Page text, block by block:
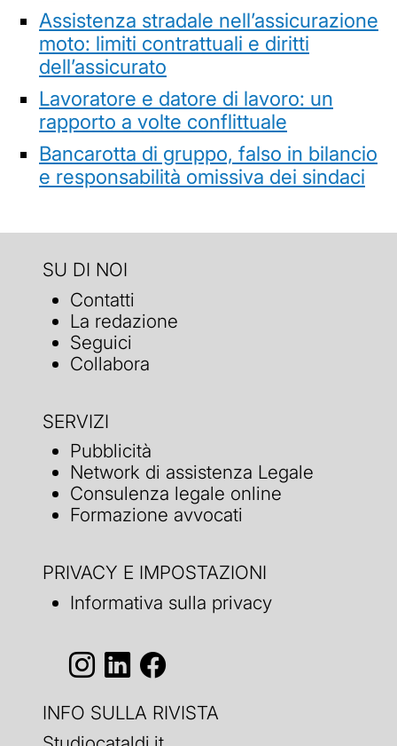
Assistenza stradale nell’assicurazione
moto: limiti contrattuali e diritti
dell’assicurato
Lavoratore e datore di lavoro: un
rapporto a volte conflittuale
Bancarotta di gruppo, falso in bilancio
e responsabilità omissiva dei sindaci
SU DI NOI
Contatti
La redazione
Seguici
Collabora
SERVIZI
Pubblicità
Network di assistenza Legale
Consulenza legale online
Formazione avvocati
PRIVACY E IMPOSTAZIONI
Informativa sulla privacy
INFO SULLA RIVISTA